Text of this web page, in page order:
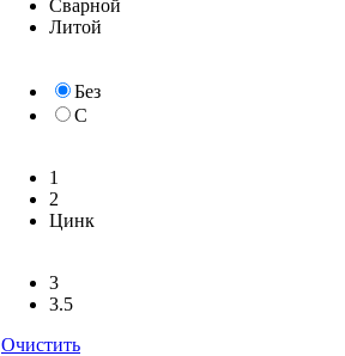
Сварной
Литой
Без
С
1
2
Цинк
3
3.5
Очистить